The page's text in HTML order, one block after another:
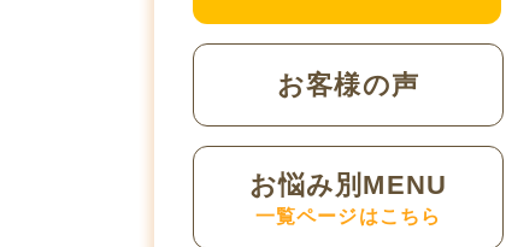
お客様の声
お悩み別MENU
一覧ページはこちら